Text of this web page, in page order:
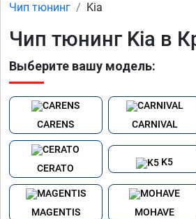
Чип тюнинг Kia
Чип тюнинг Kia в
Выберите вашу модель:
CARENS CARNIVAL
CERATO
K5
MAGENTIS MOHAVE